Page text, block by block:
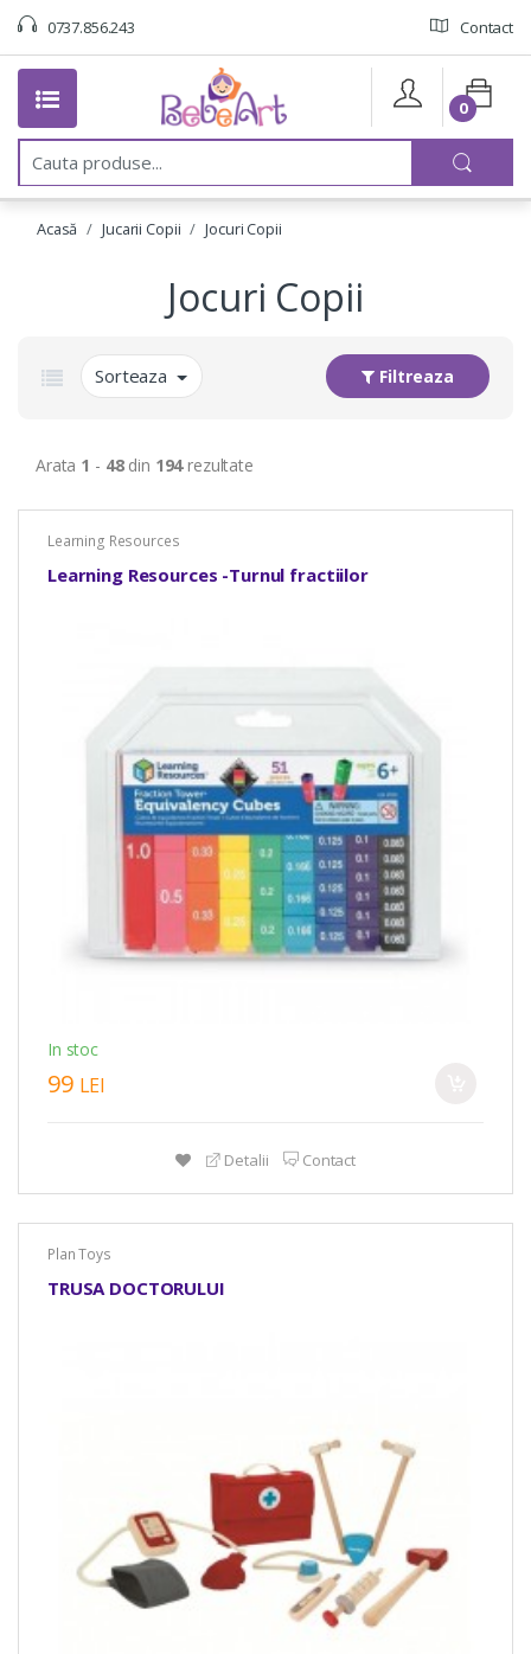
0737.856.243 Contact
C
u
0
Acasă Jucarii Copii Jocuri Copii
Jocuri Copii
Sorteaza Filtreaza
Arata 1 - 48din 194rezultate
Learning Resources
Learning Resources -Turnul fractiilor
In stoc
99 LEI
Detalii Contact
Plan Toys
TRUSA DOCTORULUI